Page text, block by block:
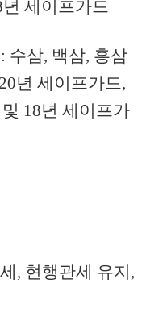
세이프가드
: 수삼, 백삼, 홍삼
년 세이프가드,
18년 세이프가
, 현행관세 유지,